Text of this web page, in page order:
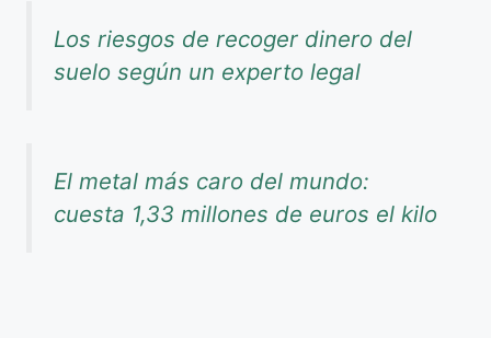
Los riesgos de recoger dinero del
suelo según un experto legal
El metal más caro del mundo:
cuesta 1,33 millones de euros el kilo